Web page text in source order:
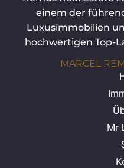
Haus
Wohnung
Luxusvilla erste
Marcel
Cami
07014
Son